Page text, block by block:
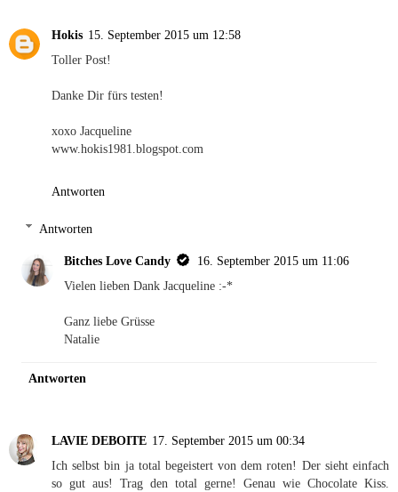
Hokis 15. September 2015 um 12:58
Toller Post!
Danke Dir fürs testen!
xoxo Jacqueline
www.hokis1981.blogspot.com
Antworten
Antworten
Bitches Love Candy
16. September 2015 um 11:06
Vielen lieben Dank Jacqueline :-*
Ganz liebe Grüsse
Natalie
Antworten
LAVIE DEBOITE 17. September 2015 um 00:34
Ich selbst bin ja total begeistert von dem roten! Der sieht einfach
so gut aus! Trag den total gerne! Genau wie Chocolate Kiss.